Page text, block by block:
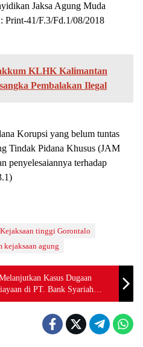
Jaksa Agung Muda
Print-41/F.3/Fd.1/08/2018
KLHK Kalimantan
Pembalakan Ilegal
Korupsi yang belum tuntas
Tindak Pidana Khusus (JAM
penyelesaiannya terhadap
Kejaksaan tinggi Gorontalo
kejaksaan agung
Kasus Dugaan
di PT. Bank Syariah
Siram